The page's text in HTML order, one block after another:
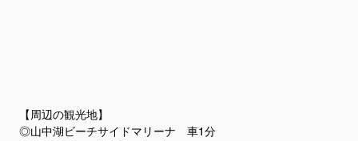
【周辺の観光地】
◎山中湖ビーチサイドマリーナ 車1分